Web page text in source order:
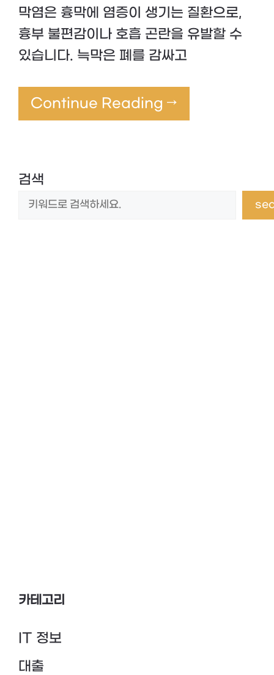
막염은 흉막에 염증이 생기는 질환으로,
흉부 불편감이나 호흡 곤란을 유발할 수
있습니다. 늑막은 폐를 감싸고
Continue Reading →
검색
카테고리
IT 정보
대출